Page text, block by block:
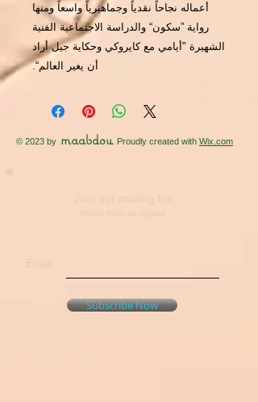
أعماله نجاحاً نقدياً وجماهيرياً واسعاً ومنها
رواية ”سكون“ والدراسة الاجتماعية الفنية
الشهيرة "أيامي مع كايروكي وحكاية جيل أراد
أن يغير العالم“.
© 2023 by maabdou. Proudly created with Wix.com
Join our mailing list
Never miss an update
Email
Subscribe Now